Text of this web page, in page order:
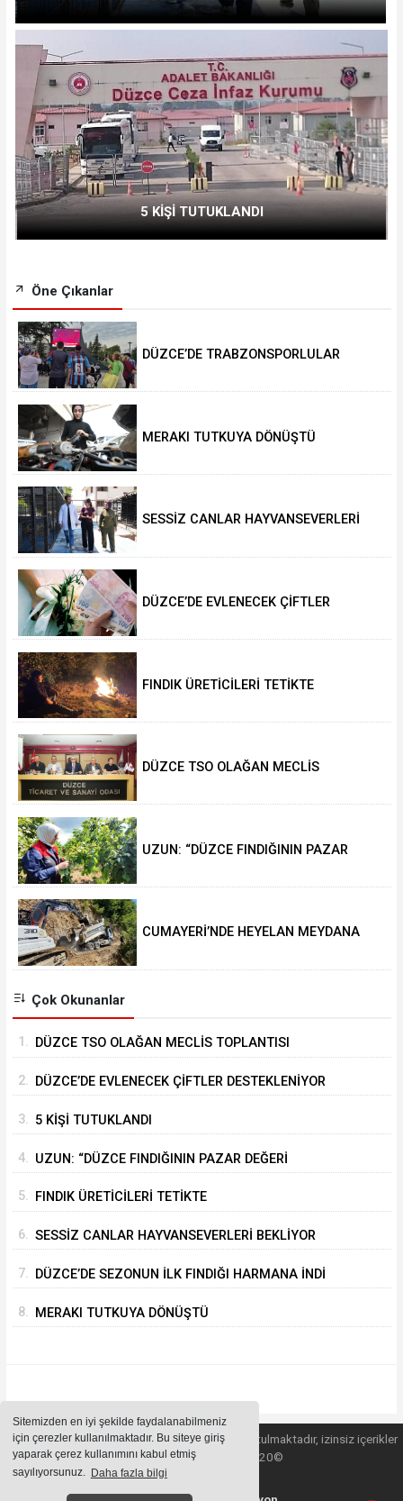
Sitemizden en iyi şekilde faydalanabilmeniz
için çerezler kullanılmaktadır. Bu siteye giriş
yaparak çerez kullanımını kabul etmiş
sayılıyorsunuz. Daha fazla bilgi
5 KİŞİ TUTUKLANDI
Öne Çıkanlar
DÜZCE’DE TRABZONSPORLULAR
MERAKI TUTKUYA DÖNÜŞTÜ
SESSİZ CANLAR HAYVANSEVERLERİ
DÜZCE’DE EVLENECEK ÇİFTLER
FINDIK ÜRETİCİLERİ TETİKTE
DÜZCE TSO OLAĞAN MECLİS
UZUN: “DÜZCE FINDIĞININ PAZAR
CUMAYERİ’NDE HEYELAN MEYDANA
Çok Okunanlar
1. DÜZCE TSO OLAĞAN MECLİS TOPLANTISI
2. DÜZCE’DE EVLENECEK ÇİFTLER DESTEKLENİYOR
3. 5 KİŞİ TUTUKLANDI
4. UZUN: “DÜZCE FINDIĞININ PAZAR DEĞERİ
5. FINDIK ÜRETİCİLERİ TETİKTE
6. SESSİZ CANLAR HAYVANSEVERLERİ BEKLİYOR
7. DÜZCE’DE SEZONUN İLK FINDIĞI HARMANA İNDİ
8. MERAKI TUTKUYA DÖNÜŞTÜ
Sitemizde bulunan içeriklerin tüm hakları saklı tutulmaktadır, izinsiz içerikler
kullanılamaz. Copyright 2020©